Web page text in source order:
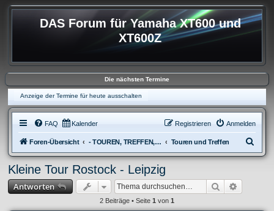
DAS Forum für Yamaha XT600 und
XT600Z
Die nächsten Termine
Anzeige der Termine für heute ausschalten
FAQ Kalender Anmelden
Registrieren
Foren-Übersicht - TOUREN, TREFFEN, REISEBERICHTE & REGIONALES Touren und Treffen
u
Kleine Tour Rostock - Leipzig
Antworten Suche
2 Beiträge • Seite 1 von 1